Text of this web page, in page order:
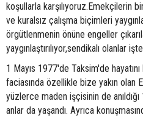
koşullarla karşılıyoruz.Emekçilerin
ve kuralsız çalışma biçimleri
örgütlenmenin önüne engeller
yaygınlaştırılıyor,sendikalı olanlar
1 Mayıs 1977'de Taksim'de
faciasında özellikle bize yakın olan
yüzlerce maden işçisinin de
anlar da yaşandı. Ayrıca